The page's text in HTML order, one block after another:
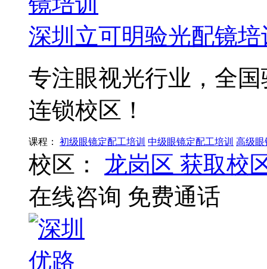
深圳立可明验光配镜培
专注眼视光行业，全
连锁校区！
课程： 初级眼镜定配工培训 中级眼镜定配工培训 高级眼
校区： 龙岗区 获取校
在线咨询 免费通话